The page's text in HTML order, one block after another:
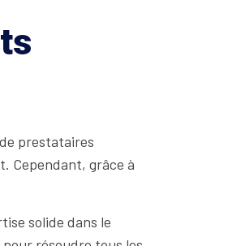
prestataires
Cependant, grâce à
solide dans le